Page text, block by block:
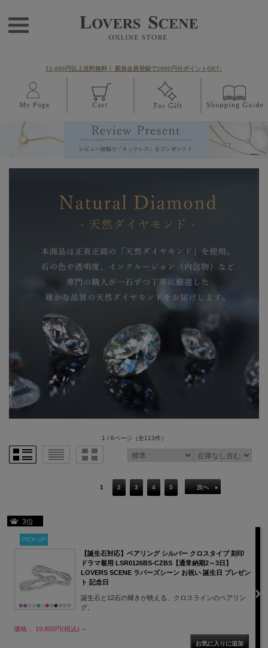
11,000円以上送料無料！ 新規会員登録で1000円分ポイントGET♪
1 / 6ページ （全113件）
1 2 3 4 5 次へ
3位
PICK UP
【誕生石対応】ペアリング シルバー クロスタイプ 刻印
ドラマ着用 LSR0126BS-CZBS【通常納期2～3日】
LOVERS SCENE ラバーズシーン お祝い 誕生日 プレゼン
ト 記念日
誕生石と12石の輝きが映える、クロスラインのペアリン
グ。
価格： 19,800円(税込) ～